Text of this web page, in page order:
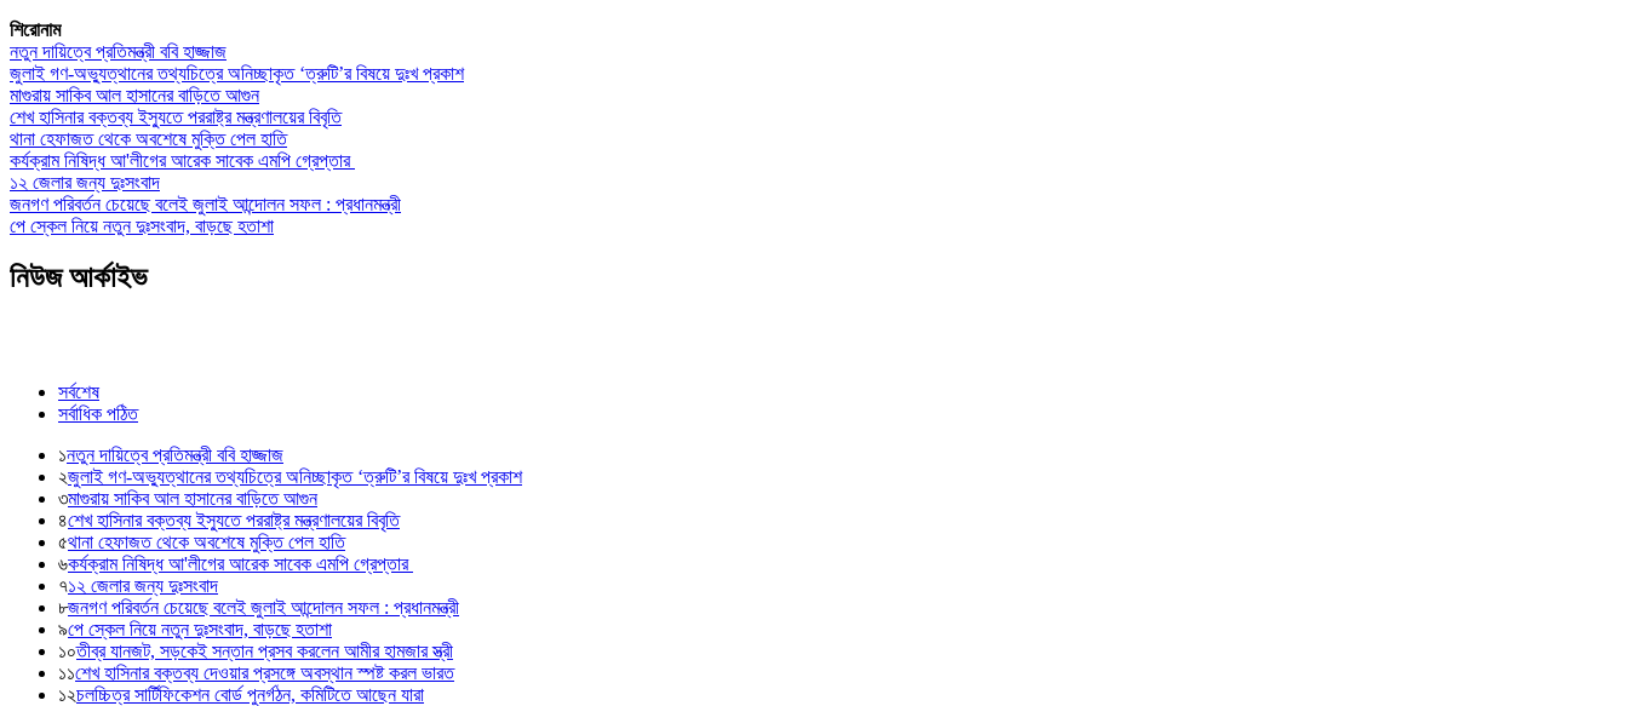
শিরোনাম
নতুন দায়িত্বে প্রতিমন্ত্রী ববি হাজ্জাজ
জুলাই গণ-অভ্যুত্থানের তথ্যচিত্রে অনিচ্ছাকৃত ‘ত্রুটি’র বিষয়ে দুঃখ প্রকাশ
মাগুরায় সাকিব আল হাসানের বাড়িতে আগুন
শেখ হাসিনার বক্তব্য ইস্যুতে পররাষ্ট্র মন্ত্রণালয়ের বিবৃতি
থানা হেফাজত থেকে অবশেষে মুক্তি পেল হাতি
কর্যক্রাম নিষিদ্ধ আ'লীগের আরেক সাবেক এমপি গ্রেপ্তার
১২ জেলার জন্য দুঃসংবাদ
জনগণ পরিবর্তন চেয়েছে বলেই জুলাই আন্দোলন সফল : প্রধানমন্ত্রী
পে স্কেল নিয়ে নতুন দুঃসংবাদ, বাড়ছে হতাশা
নিউজ আর্কাইভ
সর্বশেষ
সর্বাধিক পঠিত
১নতুন দায়িত্বে প্রতিমন্ত্রী ববি হাজ্জাজ
২জুলাই গণ-অভ্যুত্থানের তথ্যচিত্রে অনিচ্ছাকৃত ‘ত্রুটি’র বিষয়ে দুঃখ প্রকাশ
৩মাগুরায় সাকিব আল হাসানের বাড়িতে আগুন
৪শেখ হাসিনার বক্তব্য ইস্যুতে পররাষ্ট্র মন্ত্রণালয়ের বিবৃতি
৫থানা হেফাজত থেকে অবশেষে মুক্তি পেল হাতি
৬কর্যক্রাম নিষিদ্ধ আ'লীগের আরেক সাবেক এমপি গ্রেপ্তার
৭১২ জেলার জন্য দুঃসংবাদ
৮জনগণ পরিবর্তন চেয়েছে বলেই জুলাই আন্দোলন সফল : প্রধানমন্ত্রী
৯পে স্কেল নিয়ে নতুন দুঃসংবাদ, বাড়ছে হতাশা
১০তীব্র যানজট, সড়কেই সন্তান প্রসব করলেন আমীর হামজার স্ত্রী
১১শেখ হাসিনার বক্তব্য দেওয়ার প্রসঙ্গে অবস্থান স্পষ্ট করল ভারত
১২চলচ্চিত্র সার্টিফিকেশন বোর্ড পুনর্গঠন, কমিটিতে আছেন যারা